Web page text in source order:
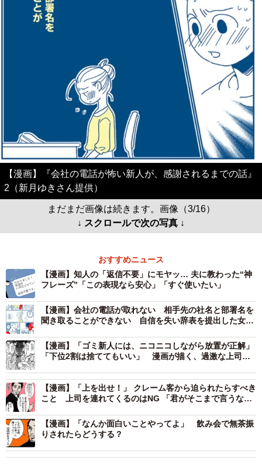
【漫画】『会社の電話が怖い新人が、感謝されるまでの話』
2（新月ゆきさん提供）
まだまだ画像は続きます。画像（3/16）
↓ スクロールで次の写真 ↓
おすすめニュース
【漫画】知人の「返信不要」にモヤッ… 夫に教わった“神
フレーズ”「この表現なら安心」「すぐ使いたい」
【漫画】会社の電話が取れない 相手先の社名と部署名を
聞き取ることができない 自信を失い辞表を提出した女性
【漫画】「ゴミ新人には、ニコニコしながら放置が正解」
「下位2割は捨ててもいい」 漫画が描く、過激な上司
【漫画】「上を出せ！」 クレーム客から迫られたらすべき
こと 上司を連れてくるのはNG 「君がそこまで言うなら
【漫画】「なんか面白いことやってよ」 飲み会で無茶振
りされたらどうする？